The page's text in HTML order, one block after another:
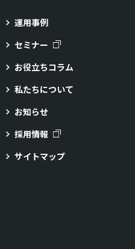
運用事例
セミナー
お役立ちコラム
私たちについて
お知らせ
採用情報
サイトマップ